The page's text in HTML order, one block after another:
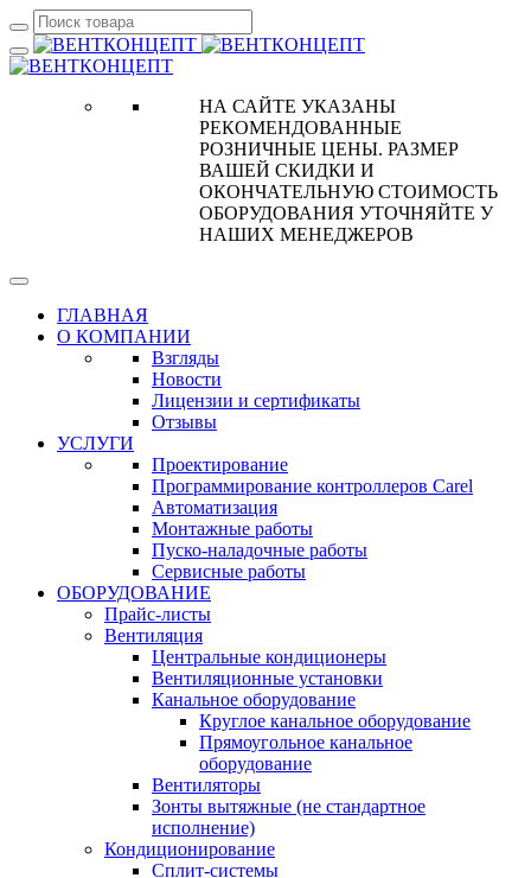
НА САЙТЕ УКАЗАНЫ
РЕКОМЕНДОВАННЫЕ
РОЗНИЧНЫЕ ЦЕНЫ. РАЗМЕР
ВАШЕЙ СКИДКИ И
ОКОНЧАТЕЛЬНУЮ СТОИМОСТЬ
ОБОРУДОВАНИЯ УТОЧНЯЙТЕ У
НАШИХ МЕНЕДЖЕРОВ
ГЛАВНАЯ
О КОМПАНИИ
Взгляды
Новости
Лицензии и сертификаты
Отзывы
УСЛУГИ
Проектирование
Программирование контроллеров Carel
Автоматизация
Монтажные работы
Пуско-наладочные работы
Сервисные работы
ОБОРУДОВАНИЕ
Прайс-листы
Вентиляция
Центральные кондиционеры
Вентиляционные установки
Канальное оборудование
Круглое канальное оборудование
Прямоугольное канальное
оборудование
Вентиляторы
Зонты вытяжные (не стандартное
исполнение)
Кондиционирование
Сплит-системы